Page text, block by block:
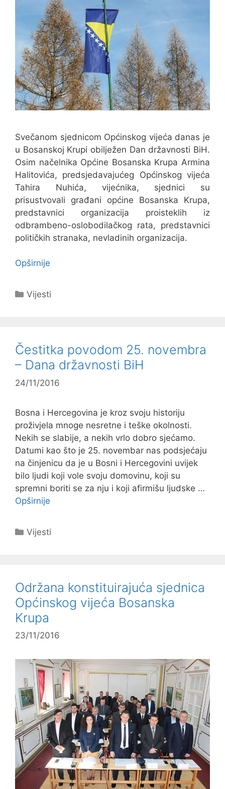
Svečanom sjednicom Općinskog vijeća danas je
u Bosanskoj Krupi obilježen Dan državnosti BiH.
Osim načelnika Općine Bosanska Krupa Armina
Halitovića, predsjedavajućeg Općinskog vijeća
Tahira Nuhića, vijećnika, sjednici su
prisustvovali građani općine Bosanska Krupa,
predstavnici organizacija proisteklih iz
odbrambeno-oslobodilačkog rata, predstavnici
političkih stranaka, nevladinih organizacija.
Opširnije
Kategorije
Vijesti
Čestitka povodom 25. novembra
– Dana državnosti BiH
24/11/2016
Bosna i Hercegovina je kroz svoju historiju
proživjela mnoge nesretne i teške okolnosti.
Nekih se slabije, a nekih vrlo dobro sjećamo.
Datumi kao što je 25. novembar nas podsjećaju
na činjenicu da je u Bosni i Hercegovini uvijek
bilo ljudi koji vole svoju domovinu, koji su
spremni boriti se za nju i koji afirmišu ljudske …
Opširnije
Kategorije
Vijesti
Održana konstituirajuća sjednica
Općinskog vijeća Bosanska
Krupa
23/11/2016